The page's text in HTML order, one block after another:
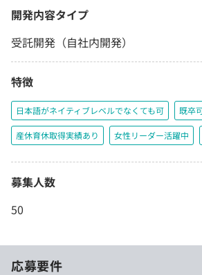
開発内容タイプ
受託開発（自社内開発）
特徴
日本語がネイティブレベルでなくても可 既卒
産休育休取得実績あり 女性リーダー活躍中
募集人数
50
応募要件